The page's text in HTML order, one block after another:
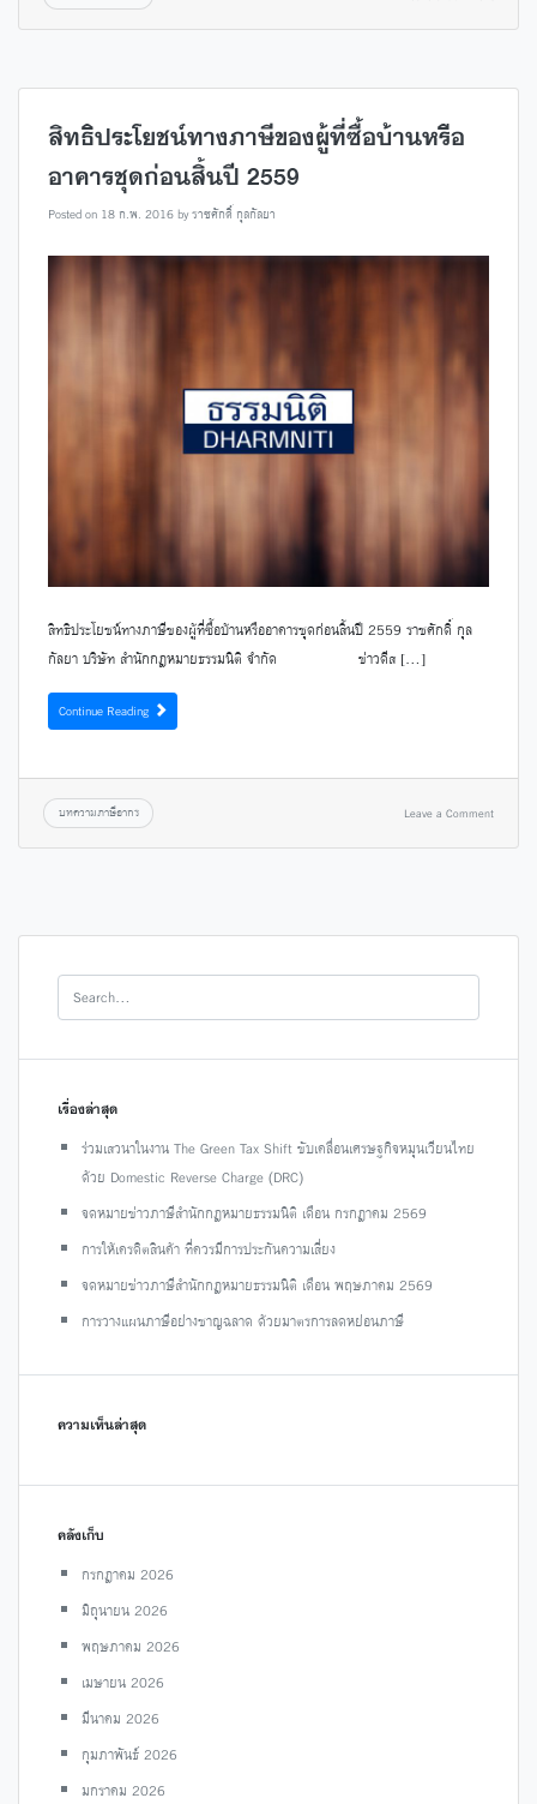
สิทธิประโยชน์ทางภาษีของผู้ที่ซื้อบ้านหรือ
อาคารชุดก่อนสิ้นปี 2559
Posted on 18 ก.พ. 2016byราชศักดิ์ กุลกัลยา
สิทธิประโยชน์ทางภาษีของผู้ที่ซื้อบ้านหรืออาคารชุดก่อนสิ้นปี 2559 ราชศักดิ์ กุล
กัลยา บริษัท สำนักกฎหมายธรรมนิติ จำกัด ข่าวดีส […]
Continue Reading
บทความภาษีอากร Leave a Comment
เรื่องล่าสุด
ร่วมเสวนาในงาน The Green Tax Shift ขับเคลื่อนเศรษฐกิจหมุนเวียนไทย
ด้วย Domestic Reverse Charge (DRC)
จดหมายข่าวภาษีสำนักกฎหมายธรรมนิติ เดือน กรกฎาคม 2569
การให้เครดิตสินค้า ที่ควรมีการประกันความเสี่ยง
จดหมายข่าวภาษีสำนักกฎหมายธรรมนิติ เดือน พฤษภาคม 2569
การวางแผนภาษีอย่างชาญฉลาด ด้วยมาตรการลดหย่อนภาษี
ความเห็นล่าสุด
คลังเก็บ
กรกฎาคม 2026
มิถุนายน 2026
พฤษภาคม 2026
เมษายน 2026
มีนาคม 2026
กุมภาพันธ์ 2026
มกราคม 2026